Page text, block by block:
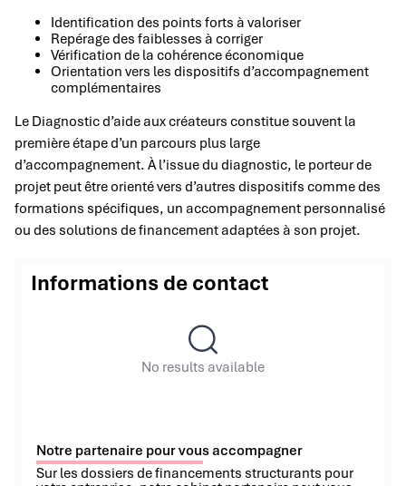
Identification des points forts à valoriser
Repérage des faiblesses à corriger
Vérification de la cohérence économique
Orientation vers les dispositifs d’accompagnement
complémentaires
Le Diagnostic d’aide aux créateurs constitue souvent la
première étape d’un parcours plus large
d’accompagnement. À l’issue du diagnostic, le porteur de
projet peut être orienté vers d’autres dispositifs comme des
formations spécifiques, un accompagnement personnalisé
ou des solutions de financement adaptées à son projet.
Informations de contact
No results available
Notre partenaire pour vous accompagner
Sur les dossiers de financements structurants pour